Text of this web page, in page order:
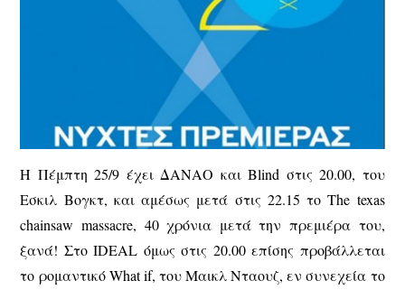
Η Πέμπτη 25/9 έχει ΔΑΝΑΟ και Blind στις 20.00, του
Εσκιλ Βογκτ, και αμέσως μετά στις 22.15 το The texas
chainsaw massacre, 40 χρόνια μετά την πρεμιέρα του,
ξανά! Στο IDEAL όμως στις 20.00 επίσης προβάλλεται
το ρομαντικό What if, του Μαικλ Νταουζ, εν συνεχεία το